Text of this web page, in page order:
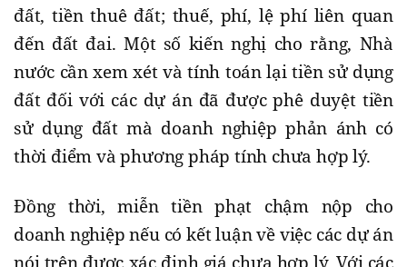
đất, tiền thuê đất; thuế, phí, lệ phí liên quan
đến đất đai. Một số kiến nghị cho rằng, Nhà
nước cần xem xét và tính toán lại tiền sử dụng
đất đối với các dự án đã được phê duyệt tiền
sử dụng đất mà doanh nghiệp phản ánh có
thời điểm và phương pháp tính chưa hợp lý.
Đồng thời, miễn tiền phạt chậm nộp cho
doanh nghiệp nếu có kết luận về việc các dự án
nói trên được xác định giá chưa hợp lý. Với các